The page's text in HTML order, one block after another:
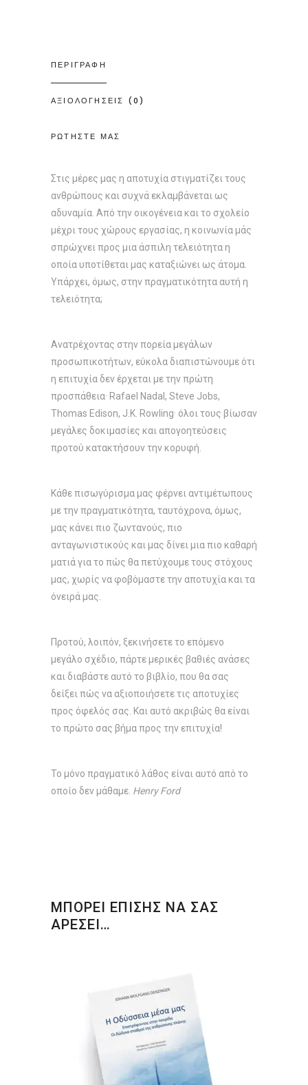
ΠΕΡΙΓΡΑΦΗ
ΑΞΙΟΛΟΓΗΣΕΙΣ (0)
ΡΩΤΗΣΤΕ ΜΑΣ
Στις μέρες μας η αποτυχία στιγματίζει τους
ανθρώπους και συχνά εκλαμβάνεται ως
αδυναμία. Από την οικογένεια και το σχολείο
μέχρι τους χώρους εργασίας, η κοινωνία μάς
σπρώχνει προς μια άσπιλη τελειότητα η
οποία υποτίθεται μας καταξιώνει ως άτομα.
Υπάρχει, όμως, στην πραγματικότητα αυτή η
τελειότητα;
Ανατρέχοντας στην πορεία μεγάλων
προσωπικοτήτων, εύκολα διαπιστώνουμε ότι
η επιτυχία δεν έρχεται με την πρώτη
προσπάθεια· Rafael Nadal, Steve Jobs,
Thomas Edison, J.K. Rowling· όλοι τους βίωσαν
μεγάλες δοκιμασίες και απογοητεύσεις
προτού κατακτήσουν την κορυφή.
Κάθε πισωγύρισμα μας φέρνει αντιμέτωπους
με την πραγματικότητα, ταυτόχρονα, όμως,
μας κάνει πιο ζωντανούς, πιο
ανταγωνιστικούς και μας δίνει μια πιο καθαρή
ματιά για το πώς θα πετύχουμε τους στόχους
μας, χωρίς να φοβόμαστε την αποτυχία και τα
όνειρά μας.
Προτού, λοιπόν, ξεκινήσετε το επόμενο
μεγάλο σχέδιο, πάρτε μερικές βαθιές ανάσες
και διαβάστε αυτό το βιβλίο, που θα σας
δείξει πώς να αξιοποιήσετε τις αποτυχίες
προς όφελός σας. Και αυτό ακριβώς θα είναι
το πρώτο σας βήμα προς την επιτυχία!
Το μόνο πραγματικό λάθος είναι αυτό από το
οποίο δεν μάθαμε. Henry Ford
ΜΠΟΡΕΙ ΕΠΙΣΗΣ ΝΑ ΣΑΣ
ΑΡΕΣΕΙ…